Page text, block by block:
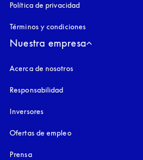
Política de privacidad
Términos y condiciones
Nuestra empresa
Acerca de nosotros
Responsabilidad
Inversores
Ofertas de empleo
Prensa